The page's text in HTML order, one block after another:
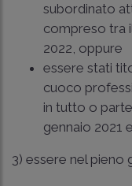
subordinato
compreso tra
2022, oppure
essere stati
cuoco
in tutto o
gennaio 2021
3) essere nel pieno